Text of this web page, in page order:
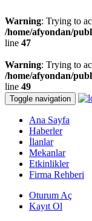
Warning: Trying to
/home/afyondan/
line 47
Warning: Trying to
/home/afyondan/
line 49
Toggle navigation
Ana Sayfa
Haberler
İlanlar
Mekanlar
Etkinlikler
Firma Rehberi
Oturum Aç
Kayıt Ol